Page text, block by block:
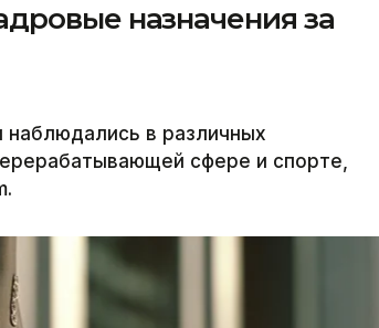
назначения за
в различных
сфере и спорте,